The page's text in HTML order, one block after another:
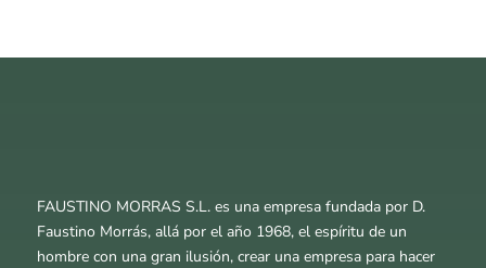
FAUSTINO MORRAS S.L. es una empresa fundada por D.
Faustino Morrás, allá por el año 1968, el espíritu de un
hombre con una gran ilusión, crear una empresa para hacer